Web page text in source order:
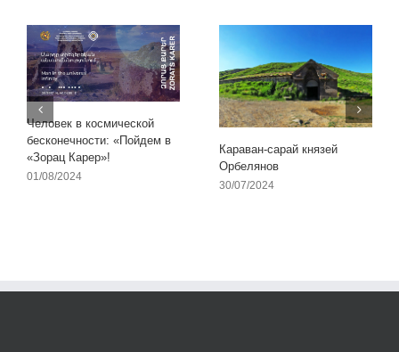
Человек в космической
бесконечности: «Пойдем в
«Зорац Карер»!
01/08/2024
Караван-сарай князей
Орбелянов
30/07/2024